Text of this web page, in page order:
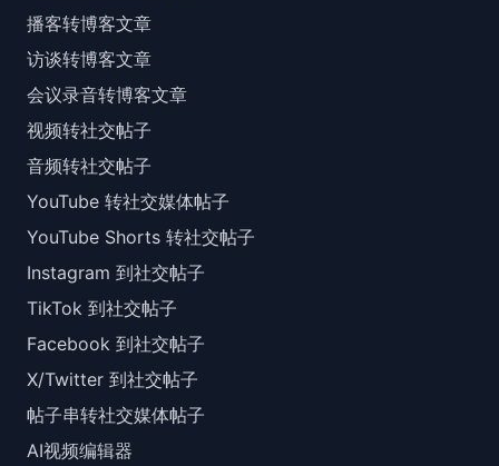
播客转博客文章
访谈转博客文章
会议录音转博客文章
视频转社交帖子
音频转社交帖子
YouTube 转社交媒体帖子
YouTube Shorts 转社交帖子
Instagram 到社交帖子
TikTok 到社交帖子
Facebook 到社交帖子
X/Twitter 到社交帖子
帖子串转社交媒体帖子
AI视频编辑器